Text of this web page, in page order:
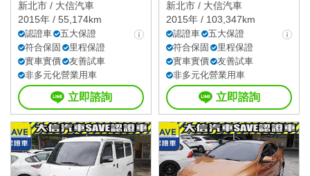
新北市 / 大信汽車
2015年 / 55,174km
認證車
五大保證
符合保固
里程保證
實車實價
友善試車
非多元化營業用車
立即諮詢
新北市 / 大信汽車
2015年 / 103,347km
認證車
五大保證
符合保固
里程保證
實車實價
友善試車
非多元化營業用車
立即諮詢